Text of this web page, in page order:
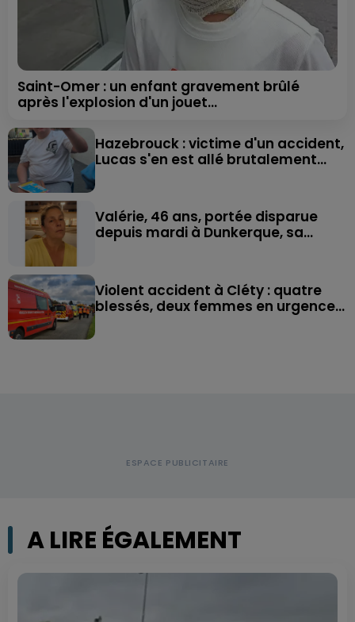
Saint-Omer : un enfant gravement brûlé
après l'explosion d'un jouet...
Hazebrouck : victime d'un accident,
Lucas s'en est allé brutalement...
Valérie, 46 ans, portée disparue
depuis mardi à Dunkerque, sa...
Violent accident à Cléty : quatre
blessés, deux femmes en urgence...
A LIRE ÉGALEMENT